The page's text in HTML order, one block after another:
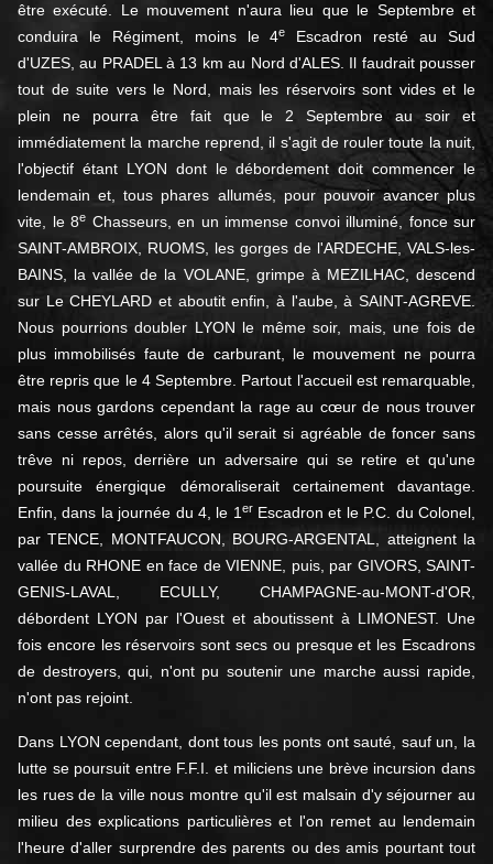
être exécuté. Le mouvement n'aura lieu que le Septembre et
conduira le Régiment, moins le 4e
Escadron resté au Sud
d'UZES, au PRADEL à 13 km au Nord d'ALES. Il faudrait pousser
tout de suite vers le Nord, mais les réservoirs sont vides et le
plein ne pourra être fait que le 2 Septembre au soir et
immédiatement la marche reprend, il s'agit de rouler toute la nuit,
l'objectif étant LYON dont le débordement doit commencer le
lendemain et, tous phares allumés, pour pouvoir avancer plus
vite, le 8e Chasseurs, en un immense convoi illuminé, fonce sur
SAINT-AMBROIX, RUOMS, les gorges de l'ARDECHE, VALS-les-
BAINS, la vallée de la VOLANE, grimpe à MEZILHAC, descend
sur Le CHEYLARD et aboutit enfin, à l'aube, à SAINT-AGREVE.
Nous pourrions doubler LYON le même soir, mais, une fois de
plus immobilisés faute de carburant, le mouvement ne pourra
être repris que le 4 Septembre. Partout l'accueil est remarquable,
mais nous gardons cependant la rage au cœur de nous trouver
sans cesse arrêtés, alors qu'il serait si agréable de foncer sans
trêve ni repos, derrière un adversaire qui se retire et qu'une
poursuite énergique démoraliserait certainement davantage.
Enfin, dans la journée du 4, le 1 erEscadron et le P.C. du Colonel,
par TENCE, MONTFAUCON, BOURG-ARGENTAL, atteignent la
vallée du RHONE en face de VIENNE, puis, par GIVORS, SAINT-
GENIS-LAVAL, ECULLY, CHAMPAGNE-au-MONT-d'OR,
débordent LYON par l'Ouest et aboutissent à LIMONEST. Une
fois encore les réservoirs sont secs ou presque et les Escadrons
de destroyers, qui, n'ont pu soutenir une marche aussi rapide,
n'ont pas rejoint.
Dans LYON cependant, dont tous les ponts ont sauté, sauf un, la
lutte se poursuit entre F.F.I. et miliciens une brève incursion dans
les rues de la ville nous montre qu'il est malsain d'y séjourner au
milieu des explications particulières et l'on remet au lendemain
l'heure d'aller surprendre des parents ou des amis pourtant tout